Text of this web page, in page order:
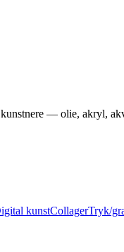
— olie, akryl,
kunstCollagerTryk/